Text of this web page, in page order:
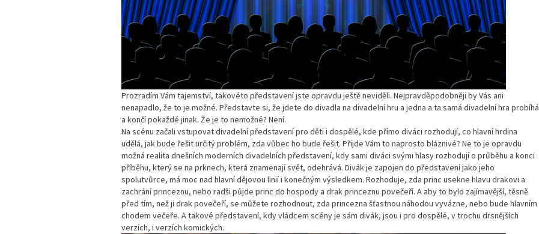
Prozradím Vám tajemství, takovéto představení jste opravdu ještě neviděli. Nejpravděpodobněji by Vás ani
nenapadlo, že to je možné. Představte si, že jdete do divadla na divadelní hru a jedna a ta samá divadelní hra probíhá
a končí pokaždé jinak. Že je to nemožné? Není.
Na scénu začali vstupovat divadelní představení pro děti i dospělé, kde přímo diváci rozhodují, co hlavní hrdina
udělá, jak bude řešit určitý problém, zda vůbec ho bude řešit. Přijde Vám to naprosto bláznivé? Ne to je opravdu
možná realita dnešních moderních divadelních představení, kdy sami diváci svými hlasy rozhodují o průběhu a konci
příběhu, který se na prknech, která znamenají svět, odehrává. Divák je zapojen do představení jako jeho
spolutvůrce, má moc nad hlavní dějovou linií i konečným výsledkem. Rozhoduje, zda princ usekne hlavu drakovi a
zachrání princeznu, nebo radši půjde princ do hospody a drak princeznu povečeří. A aby to bylo zajímavější, těsně
před tím, než ji drak povečeří, se můžete rozhodnout, zda princezna šťastnou náhodou vyvázne, nebo bude hlavním
chodem večeře. A takové představení, kdy vládcem scény je sám divák, jsou i pro dospělé, v trochu drsnějších
verzích, i verzích komických.